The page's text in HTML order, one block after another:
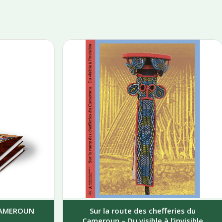
Sur la route des chefferies du